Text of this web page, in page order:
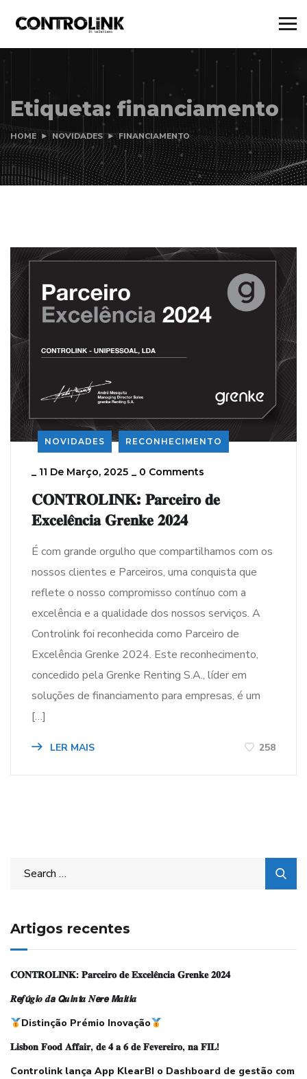
Etiqueta: financiamento
HOME NOVIDADES FINANCIAMENTO
NOVIDADES RECONHECIMENTO
_ 11 De Março, 2025 _ 0 Comments
𝐂𝐎𝐍𝐓𝐑𝐎𝐋𝐈𝐍𝐊: 𝐏𝐚𝐫𝐜𝐞𝐢𝐫𝐨 𝐝𝐞
𝐄𝐱𝐜𝐞𝐥𝐞̂𝐧𝐜𝐢𝐚 𝐆𝐫𝐞𝐧𝐤𝐞 𝟐𝟎𝟐𝟒
É com grande orgulho que compartilhamos com os
nossos clientes e Parceiros, uma conquista que
reflete o nosso compromisso contínuo com a
excelência e a qualidade dos nossos serviços. A
Controlink foi reconhecida como Parceiro de
Excelência Grenke 2024. Este reconhecimento,
concedido pela Grenke Renting S.A., líder em
soluções de financiamento para empresas, é um
[…]
LER MAIS 258
Artigos recentes
𝐂𝐎𝐍𝐓𝐑𝐎𝐋𝐈𝐍𝐊: 𝐏𝐚𝐫𝐜𝐞𝐢𝐫𝐨 𝐝𝐞 𝐄𝐱𝐜𝐞𝐥𝐞̂𝐧𝐜𝐢𝐚 𝐆𝐫𝐞𝐧𝐤𝐞 𝟐𝟎𝟐𝟒
𝑹𝙚𝒇𝙪́𝒈𝙞𝒐 𝒅𝙖 𝙌𝒖𝙞𝒏𝙩𝒂 𝑵𝙚𝒓𝙚 𝙈𝒂𝙞𝒕𝙞𝒂
Distinção Prémio Inovação
𝐋𝐢𝐬𝐛𝐨𝐧 𝐅𝐨𝐨𝐝 𝐀𝐟𝐟𝐚𝐢𝐫, 𝐝𝐞 𝟒 𝐚 𝟔 𝐝𝐞 𝐅𝐞𝐯𝐞𝐫𝐞𝐢𝐫𝐨, 𝐧𝐚 𝐅𝐈𝐋!
Controlink lança App KlearBI o Dashboard de gestão com